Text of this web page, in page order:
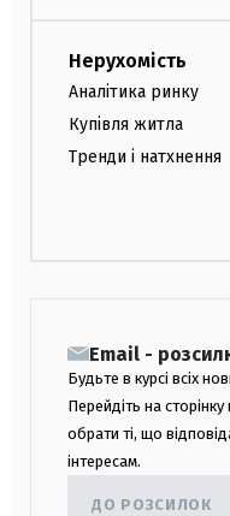
Нерухомість
Аналітика ринку
Купівля житла
Тренди і натхнення
Email -
Будьте в курсі всіх
Перейдіть на
обрати ті, що
інтересам.
ДО РОЗСИЛОК